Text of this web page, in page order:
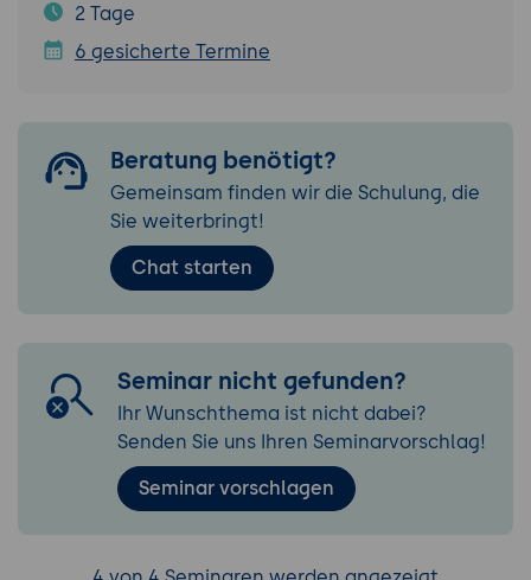
2 Tage
6 gesicherte Termine
Beratung benötigt?
Gemeinsam finden wir die Schulung, die
Sie weiterbringt!
Chat starten
Seminar nicht gefunden?
Ihr Wunschthema ist nicht dabei?
Senden Sie uns Ihren Seminarvorschlag!
Seminar vorschlagen